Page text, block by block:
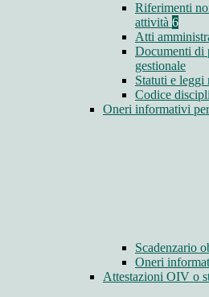
Riferimenti
attività 6
Atti
Documenti di
gestionale
Statuti e leggi
Codice
Oneri informativi
Scadenzario
Oneri
Attestazioni OIV o